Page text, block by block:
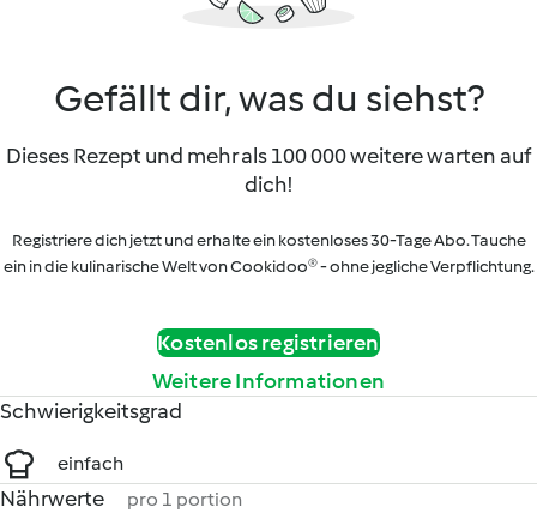
Gefällt dir, was du siehst?
Dieses Rezept und mehr als 100 000 weitere warten auf
dich!
Registriere dich jetzt und erhalte ein kostenloses 30-Tage Abo. Tauche
ein in die kulinarische Welt von Cookidoo® - ohne jegliche Verpflichtung.
Kostenlos registrieren
Weitere Informationen
Schwierigkeitsgrad
einfach
Nährwerte pro 1 portion